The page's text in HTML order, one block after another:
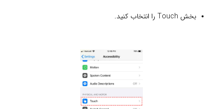
بخش Touch را انتخاب کنید.